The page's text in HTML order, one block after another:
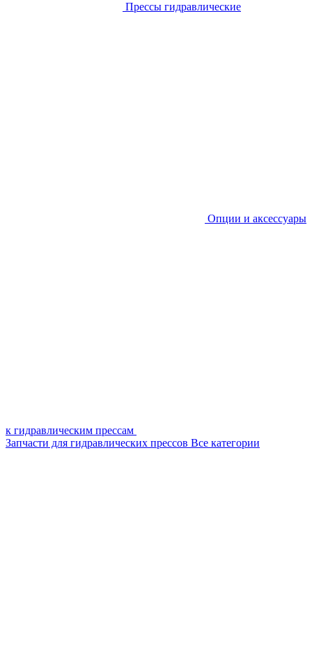
Прессы гидравлические
Опции и аксессуары
к гидравлическим прессам
Запчасти для гидравлических прессов Все категории